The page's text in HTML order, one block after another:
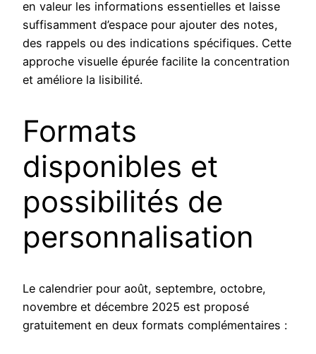
en valeur les informations essentielles et laisse
suffisamment d’espace pour ajouter des notes,
des rappels ou des indications spécifiques. Cette
approche visuelle épurée facilite la concentration
et améliore la lisibilité.
Formats
disponibles et
possibilités de
personnalisation
Le calendrier pour août, septembre, octobre,
novembre et décembre 2025 est proposé
gratuitement en deux formats complémentaires :